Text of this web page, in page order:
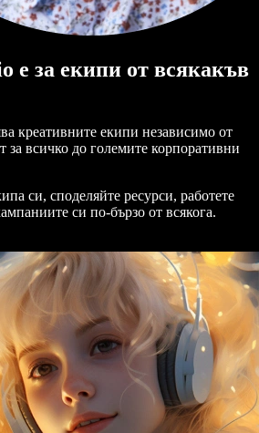
е за екипи от всякакъв
креативните екипи независимо от
за всичко до големите корпоративни
си, споделяйте ресурси, работете
си по-бързо от всякога.